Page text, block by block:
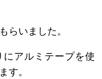
らいました。
アルミテープを使
す。